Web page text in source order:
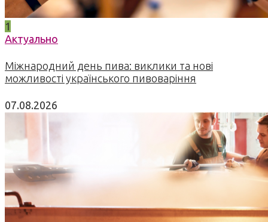
1
Актуально
Міжнародний день пива: виклики та нові
можливості українського пивоваріння
07.08.2026